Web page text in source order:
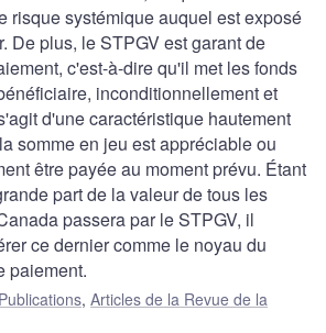
risque systémique auquel est exposé
De plus, le STPGV est garant de
c'est-à-dire qu'il met les fonds
inconditionnellement et
d'une caractéristique hautement
somme en jeu est appréciable ou
être payée au moment prévu. Étant
part de la valeur de tous les
passera par le STPGV, il
ce dernier comme le noyau du
paiement.
Publications, Articles de la Revue de la